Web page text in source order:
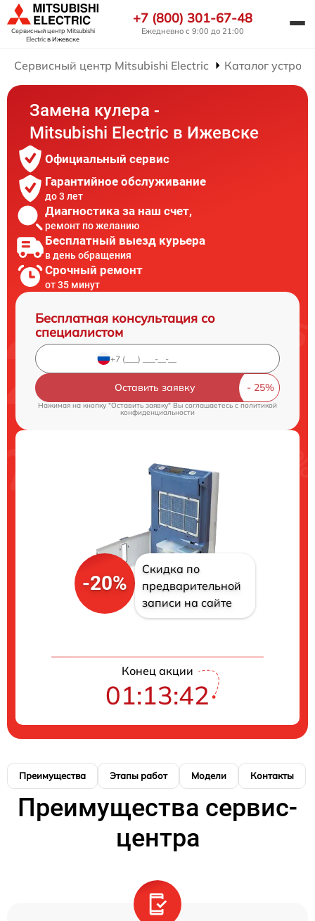
Сервисный центр Mitsubishi
Electricв Ижевске
+7 (800) 301-67-48
Ежедневно с 9:00 до 21:00
Сервисный центр Mitsubishi Electric Каталог
Замена кулера -
Mitsubishi Electric в Ижевске
Официальный сервис
Гарантийное обслуживание
до 3 лет
Диагностика за наш счет,
ремонт по желанию
Бесплатный выезд курьера
в день обращения
Срочный ремонт
от 35 минут
Бесплатная консультация со
специалистом
Оставить заявку
Нажимая на кнопку "Оставить заявку" Вы соглашаетесь c политикой
конфиденциальности
-20%
Скидка по
предварительной
записи на сайте
Конец акции
01:13:41
Преимущества Этапы работ Модели Контакты
Преимущества сервис-
центра